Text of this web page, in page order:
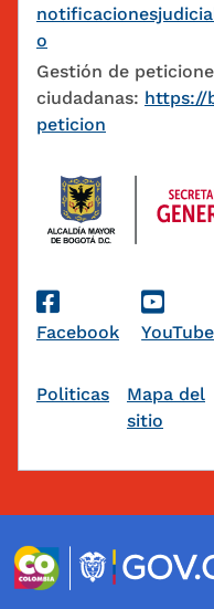
o
Gestión de
ciudadanas: https://
peticion
Redes
Facebook YouTube
Pie de página
Politicas
Mapa del
sitio